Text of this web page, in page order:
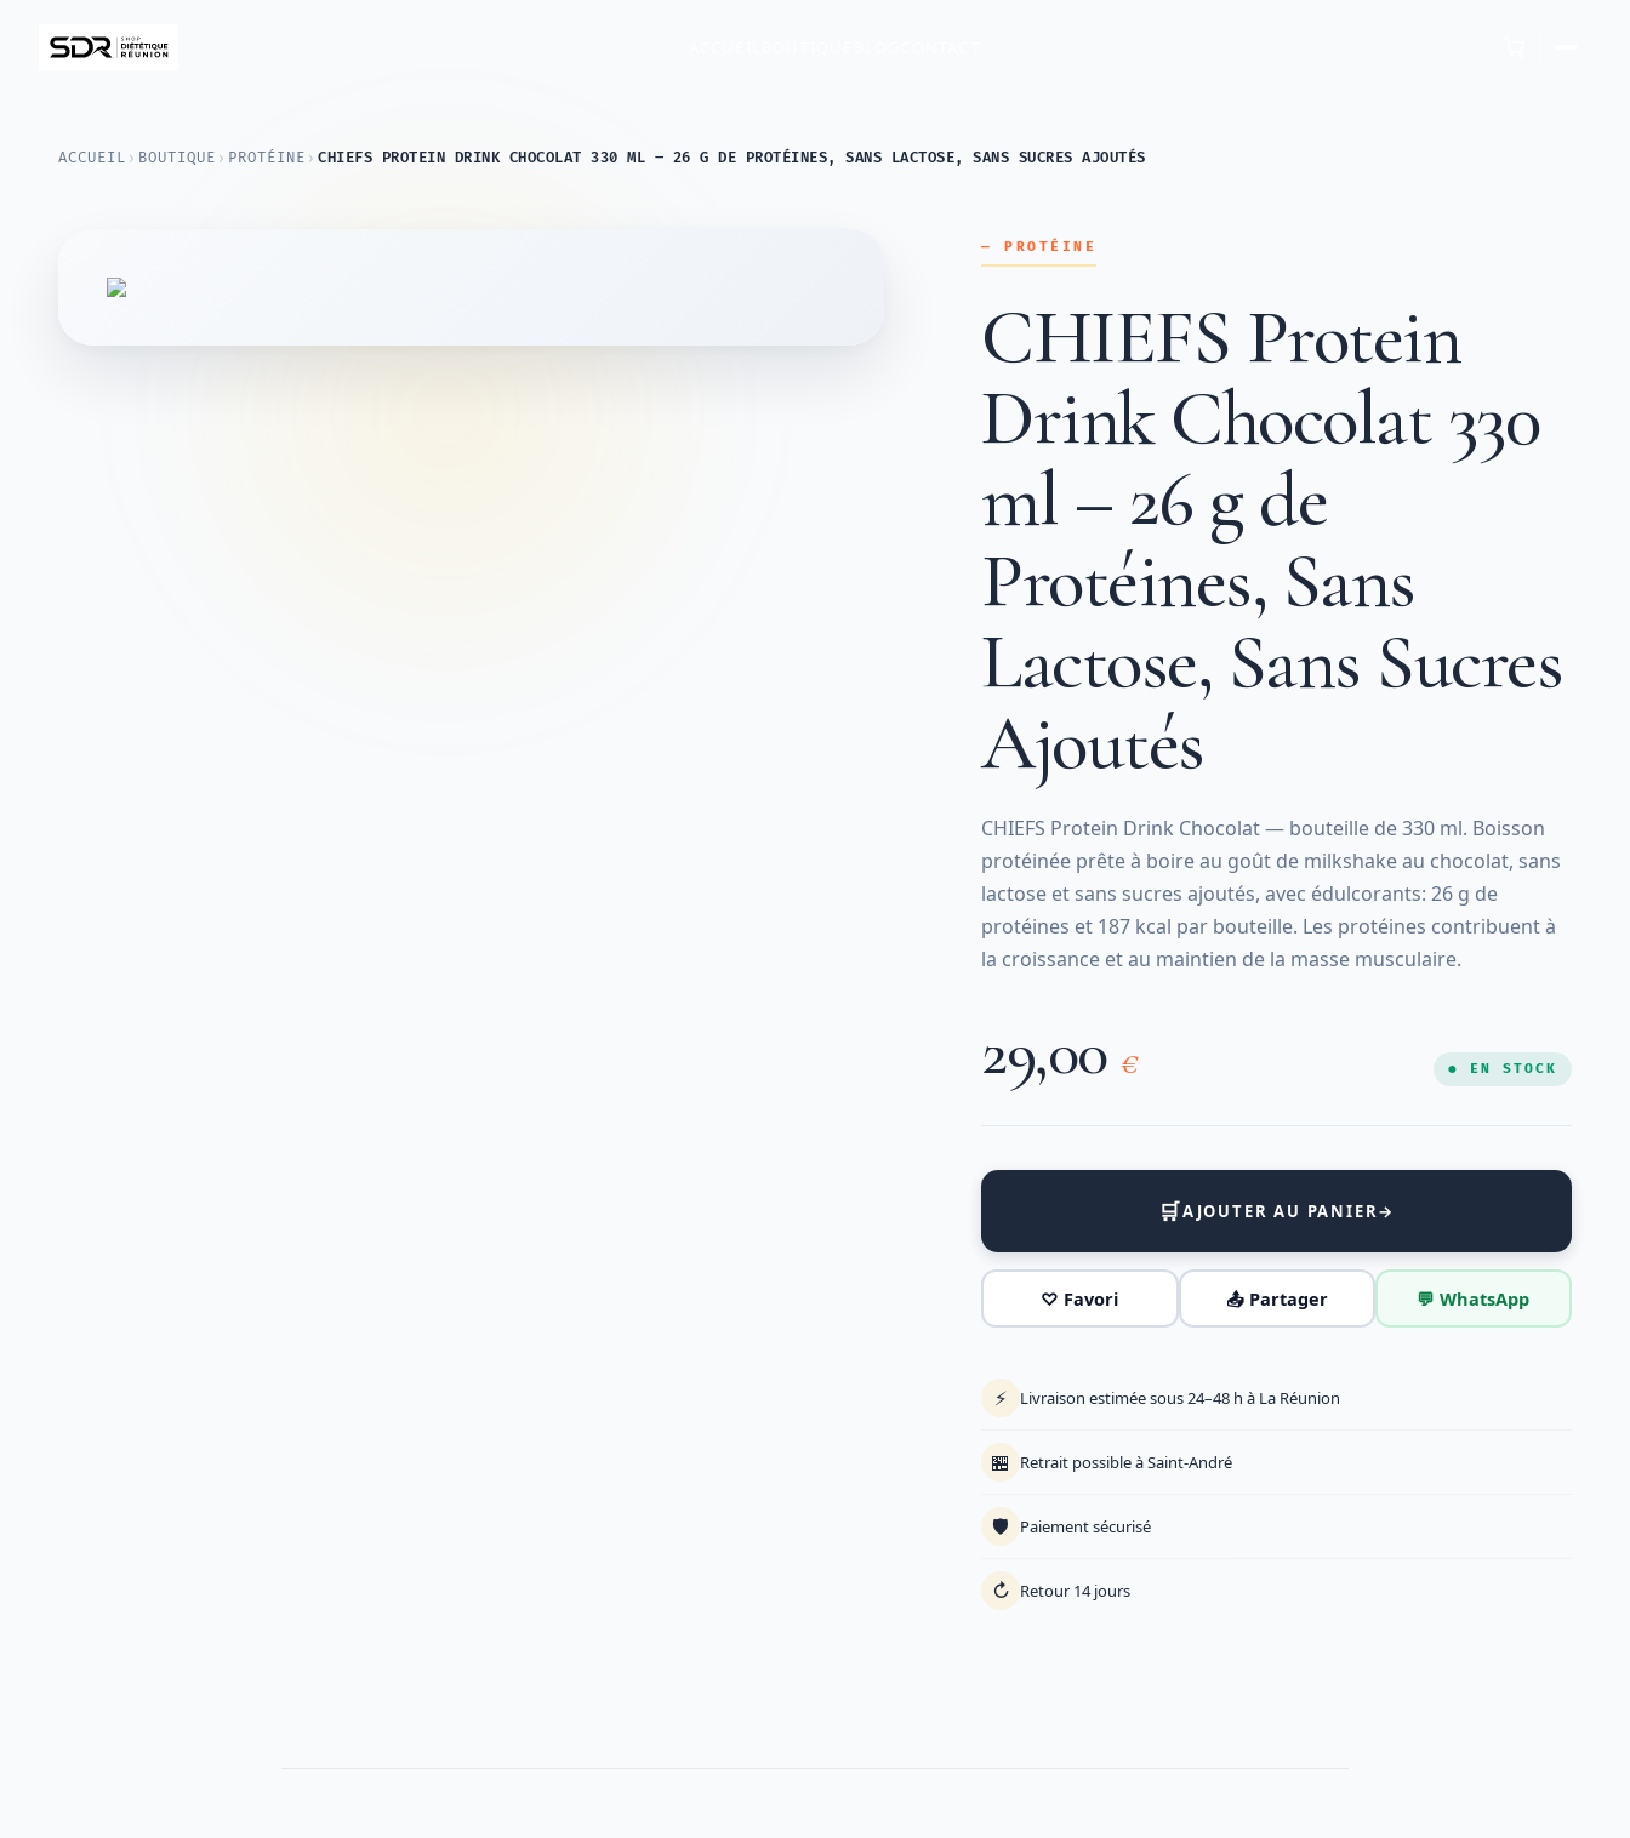
ACCUEIL › BOUTIQUE › PROTÉINE › CHIEFS PROTEIN DRINK CHOCOLAT 330 ML – 26 G DE PROTÉINES, SANS LACTOSE, SANS SUCRES AJOUTÉS
— PROTÉINE
CHIEFS Protein
Drink Chocolat 330
ml – 26 g de
Protéines, Sans
Lactose, Sans Sucres
Ajoutés
CHIEFS Protein Drink Chocolat — bouteille de 330 ml. Boisson
protéinée prête à boire au goût de milkshake au chocolat, sans
lactose et sans sucres ajoutés, avec édulcorants: 26 g de
protéines et 187 kcal par bouteille. Les protéines contribuent à
la croissance et au maintien de la masse musculaire.
29,00 € ● EN STOCK
🛒AJOUTER AU PANIER→
♡ Favori 📤 Partager 💬 WhatsApp
⚡ Livraison estimée sous 24–48 h à La Réunion
🏪 Retrait possible à Saint-André
🛡️ Paiement sécurisé
↻ Retour 14 jours